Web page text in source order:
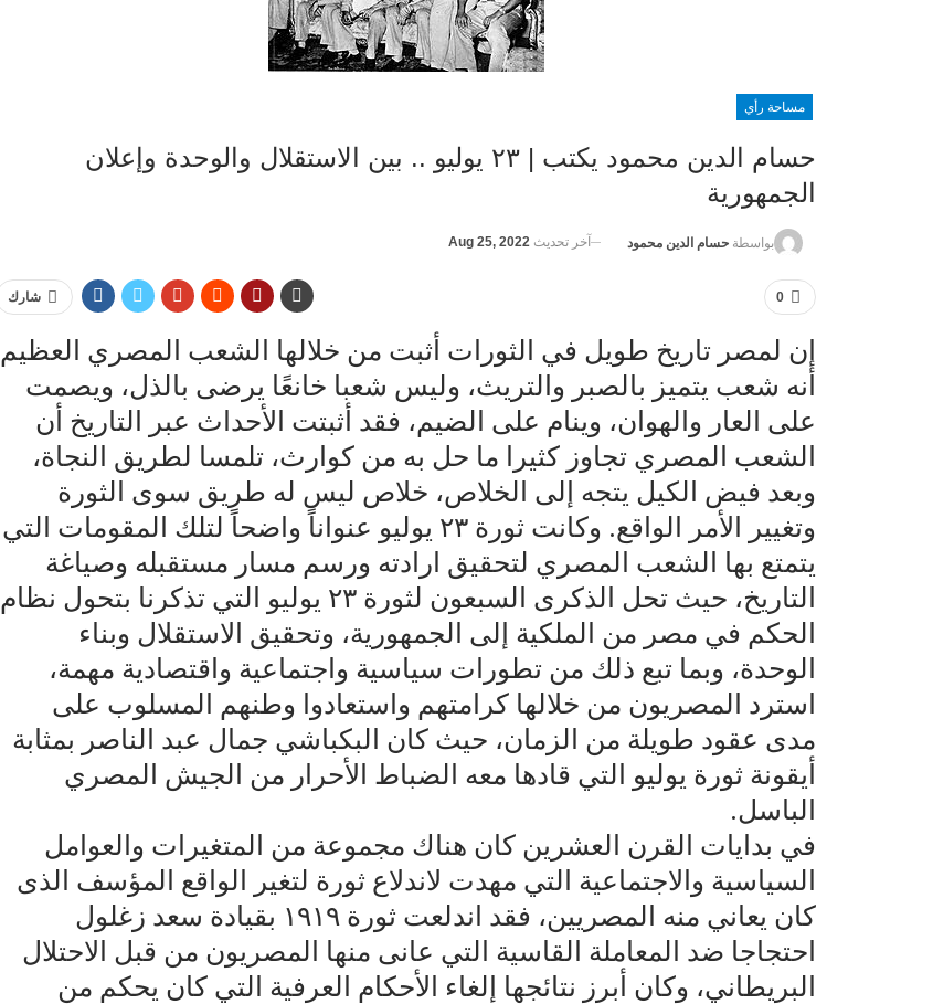
مساحة رأي
حسام الدين محمود يكتب | ٢٣ يوليو .. بين الاستقلال والوحدة وإعلان
الجمهورية
بواسطة حسام الدين محمود آخر تحديث Aug 25, 2022
0 شارك
إن لمصر تاريخ طويل في الثورات أثبت من خلالها الشعب المصري العظيم
أنه شعب يتميز بالصبر والتريث، وليس شعبا خانعًا يرضى بالذل، ويصمت
على العار والهوان، وينام على الضيم، فقد أثبتت الأحداث عبر التاريخ أن
الشعب المصري تجاوز كثيرا ما حل به من كوارث، تلمسا لطريق النجاة،
وبعد فيض الكيل يتجه إلى الخلاص، خلاص ليس له طريق سوى الثورة
وتغيير الأمر الواقع. وكانت ثورة ٢٣ يوليو عنواناً واضحاً لتلك المقومات التي
يتمتع بها الشعب المصري لتحقيق ارادته ورسم مسار مستقبله وصياغة
التاريخ، حيث تحل الذكرى السبعون لثورة ٢٣ يوليو التي تذكرنا بتحول نظام
الحكم في مصر من الملكية إلى الجمهورية، وتحقيق الاستقلال وبناء
الوحدة، وبما تبع ذلك من تطورات سياسية واجتماعية واقتصادية مهمة،
استرد المصريون من خلالها كرامتهم واستعادوا وطنهم المسلوب على
مدى عقود طويلة من الزمان، حيث كان البكباشي جمال عبد الناصر بمثابة
أيقونة ثورة يوليو التي قادها معه الضباط الأحرار من الجيش المصري
الباسل.
في بدايات القرن العشرين كان هناك مجموعة من المتغيرات والعوامل
السياسية والاجتماعية التي مهدت لاندلاع ثورة لتغير الواقع المؤسف الذى
كان يعاني منه المصريين، فقد اندلعت ثورة ١٩١٩ بقيادة سعد زغلول
احتجاجا ضد المعاملة القاسية التي عانى منها المصريون من قبل الاحتلال
البريطاني، وكان أبرز نتائجها إلغاء الأحكام العرفية التي كان يحكم من